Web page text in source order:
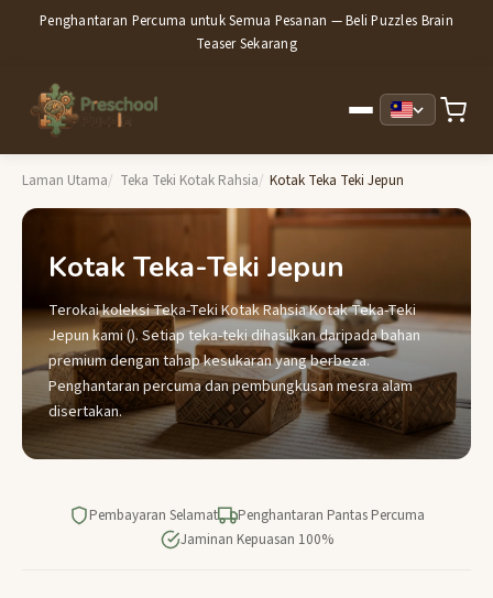
Penghantaran Percuma untuk Semua Pesanan — Beli Puzzles Brain
Teaser Sekarang
Laman Utama Teka Teki Kotak Rahsia Kotak Teka Teki Jepun
Kotak Teka-Teki Jepun
Terokai koleksi Teka-Teki Kotak Rahsia Kotak Teka-Teki
Jepun kami (). Setiap teka-teki dihasilkan daripada bahan
premium dengan tahap kesukaran yang berbeza.
Penghantaran percuma dan pembungkusan mesra alam
disertakan.
Pembayaran Selamat
Penghantaran Pantas Percuma
Jaminan Kepuasan 100%